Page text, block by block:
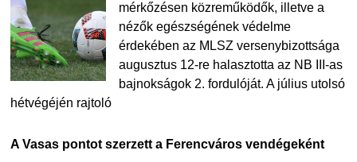
mérkőzésen közreműködők, illetve a
nézők egészségének védelme
érdekében az MLSZ versenybizottsága
augusztus 12-re halasztotta az NB III-as
bajnokságok 2. fordulóját. A július utolsó
hétvégéjén rajtoló
A Vasas pontot szerzett a Ferencváros vendégeként